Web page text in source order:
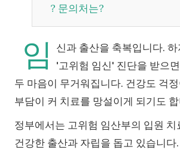
? 문의처는?
임
신과 출산을 축복입니다.
'고위험 임신' 진단을 받으
두 마음이 무거워집니다. 건강도 걱
부담이 커 치료를 망설이게 되기도
정부에서는 고위험 임산부의 입원 치
건강한 출산과 자립을 돕고 있습니다